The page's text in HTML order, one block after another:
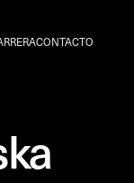
CONTACTO